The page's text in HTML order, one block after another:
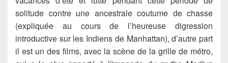
solitude contre une ancestrale coutume de chasse
(expliquée au cours de l’heureuse digression
introductive sur les Indiens de Manhattan), d’autre part
il est un des films, avec la scène de la grille de métro,